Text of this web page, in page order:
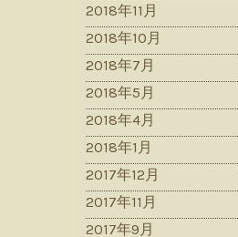
2018年11月
2018年10月
2018年7月
2018年5月
2018年4月
2018年1月
2017年12月
2017年11月
2017年9月